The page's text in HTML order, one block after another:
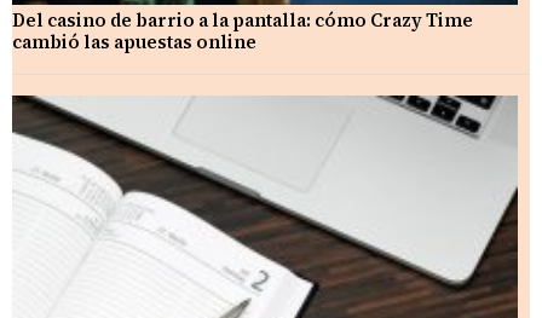
Del casino de barrio a la pantalla: cómo Crazy Time
cambió las apuestas online